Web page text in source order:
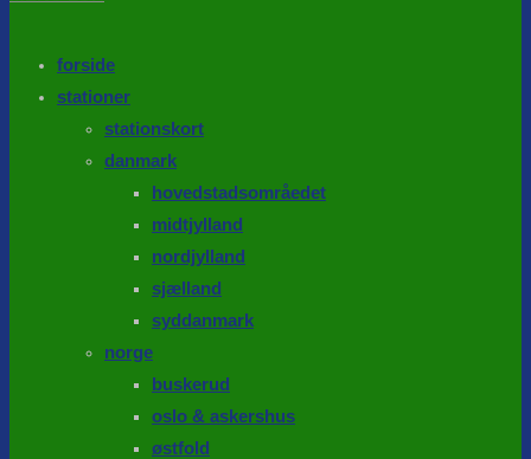
forside
stationer
stationskort
danmark
hovedstadsområedet
midtjylland
nordjylland
sjælland
syddanmark
norge
buskerud
oslo & askershus
østfold